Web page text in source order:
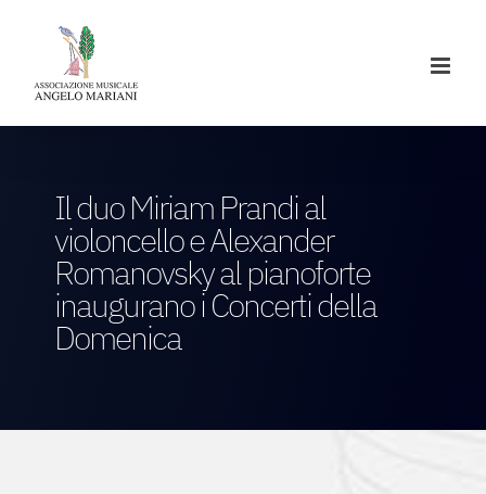
contenuto
Il duo Miriam Prandi al
violoncello e Alexander
Romanovsky al pianoforte
inaugurano i Concerti della
Domenica